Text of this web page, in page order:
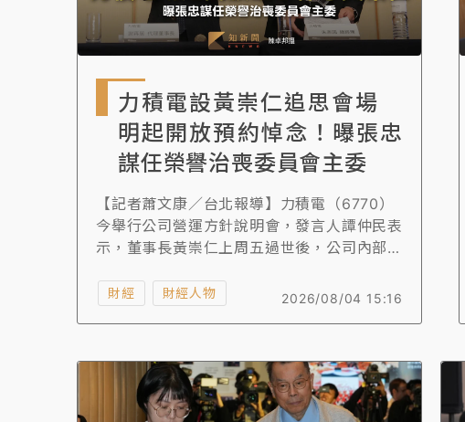
力積電設黃崇仁追思會場
明起開放預約悼念！曝張忠
謀任榮譽治喪委員會主委
【記者蕭文康／台北報導】力積電（6770）
今舉行公司營運方針說明會，發言人譚仲民表
示，董事長黃崇仁上周五過世後，公司內部近
規劃及處置。他透露，力積電南京東路三段辦
忠謀已同意出任榮譽治喪委員會主委。
2026/08/04 15:16
財經 財經人物